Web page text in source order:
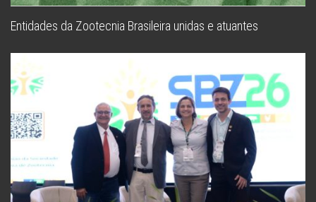
Entidades da Zootecnia Brasileira unidas e atuantes